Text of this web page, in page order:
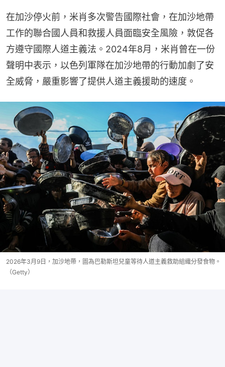
在加沙停火前，米肖多次警告國際社會，在加沙地帶
工作的聯合國人員和救援人員面臨安全風險，敦促各
方遵守國際人道主義法。2024年8月，米肖曾在一份
聲明中表示，以色列軍隊在加沙地帶的行動加劇了安
全威脅，嚴重影響了提供人道主義援助的速度。
2026年3月9日，加沙地帶，圖為巴勒斯坦兒童等待人道主義救助組織分發食物。
（Getty）